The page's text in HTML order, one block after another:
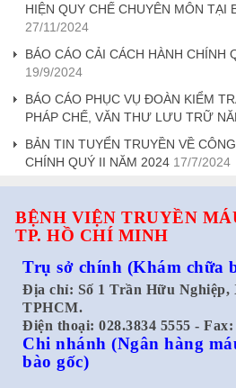
HIỆN QUY CHẾ CHUYÊN MÔN TẠI
27/11/2024
BÁO CÁO CẢI CÁCH HÀNH CHÍNH
19/9/2024
BÁO CÁO PHỤC VỤ ĐOÀN KIỂM
PHÁP CHẾ, VĂN THƯ LƯU TRỮ
BẢN TIN TUYỂN TRUYỀN VỀ
CHÍNH QUÝ II NĂM 2024 17/7/2024
BỆNH VIỆN TRUYỀN
TP. HỒ CHÍ MINH
Trụ sở chính (Khám chữa
Địa chỉ: Số 1 Trần Hữu Nghiệp,
TPHCM.
Điện thoại: 028.3834 5555 - Fax:
Chi nhánh (Ngân hàng
bào gốc)